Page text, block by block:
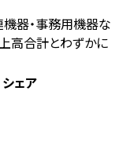
器・事務用機器な
高合計とわずかに
シェア